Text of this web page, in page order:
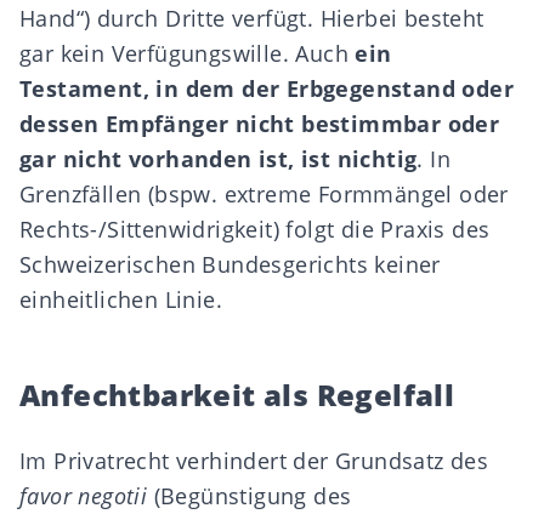
Hand“) durch Dritte verfügt. Hierbei besteht
gar kein Verfügungswille. Auchein
Testament, in dem der Erbgegenstand oder
dessen Empfänger nicht bestimmbar oder
gar nicht vorhanden ist, ist nichtig. In
Grenzfällen (bspw. extreme Formmängel oder
Rechts-/Sittenwidrigkeit) folgt die Praxis des
Schweizerischen Bundesgerichts keiner
einheitlichen Linie.
Anfechtbarkeit als Regelfall
Im Privatrecht verhindert der Grundsatz des
favor negotii (Begünstigung des